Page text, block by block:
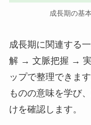
成長期の基
成長期に関連する
解 → 文脈把握 →
ップで整理できま
ものの意味を学び
けを確認します。